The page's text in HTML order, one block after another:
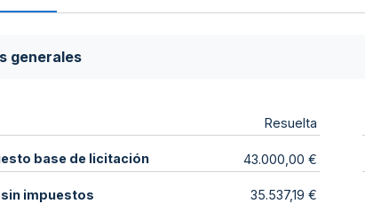
generales
Resuelta
base de licitación 43.000,00 €
impuestos 35.537,19 €